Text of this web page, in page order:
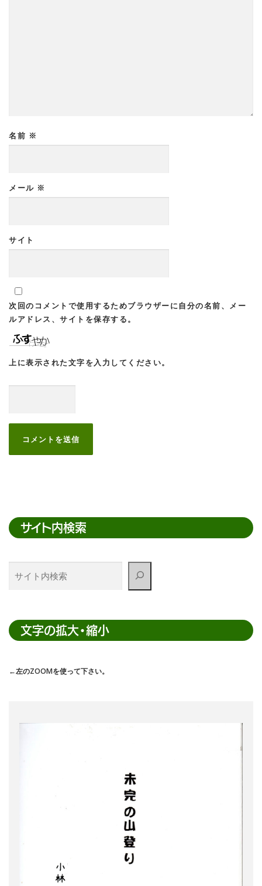
名前 ※
メール ※
サイト
次回のコメントで使用するためブラウザーに自分の名前、メー
ルアドレス、サイトを保存する。
上に表示された文字を入力してください。
サイト内検索
検
索
文字の拡大・縮小
←左のZOOMを使って下さい。